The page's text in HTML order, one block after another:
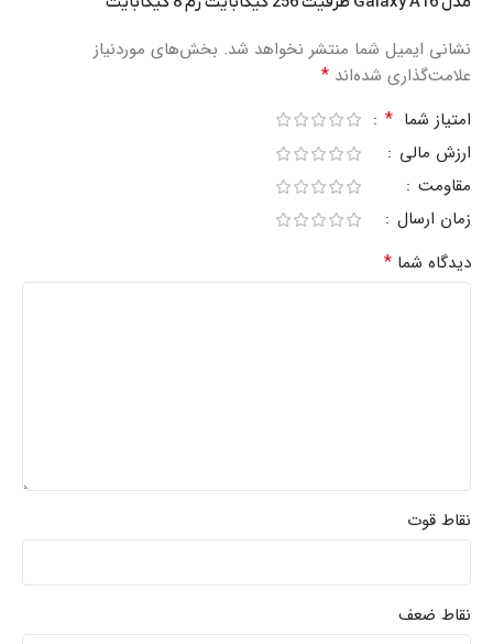
نشانی ایمیل شما منتشر نخواهد شد. بخش‌های موردنیاز
علامت‌گذاری شده‌اند *
امتیاز شما *
ارزش مالی
مقاومت
زمان ارسال
دیدگاه شما *
نقاط قوت
نقاط ضعف